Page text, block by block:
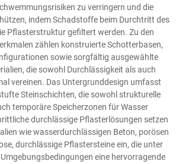
zu verringern und die
indem Schadstoffe beim Durchtritt des
Pflasterstruktur gefiltert werden. Zu den
zählen konstruierte Schotterbasen,
sowie sorgfältig ausgewählte
die sowohl Durchlässigkeit als auch
vereinen. Das Untergrunddesign umfasst
Steinschichten, die sowohl strukturelle
temporäre Speicherzonen für Wasser
durchlässige Pflasterlösungen setzen
wie wasserdurchlässigen Beton, porösen
durchlässige Pflastersteine ein, die unter
eine hervorragende